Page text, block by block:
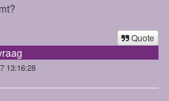
Quote
13:16:28